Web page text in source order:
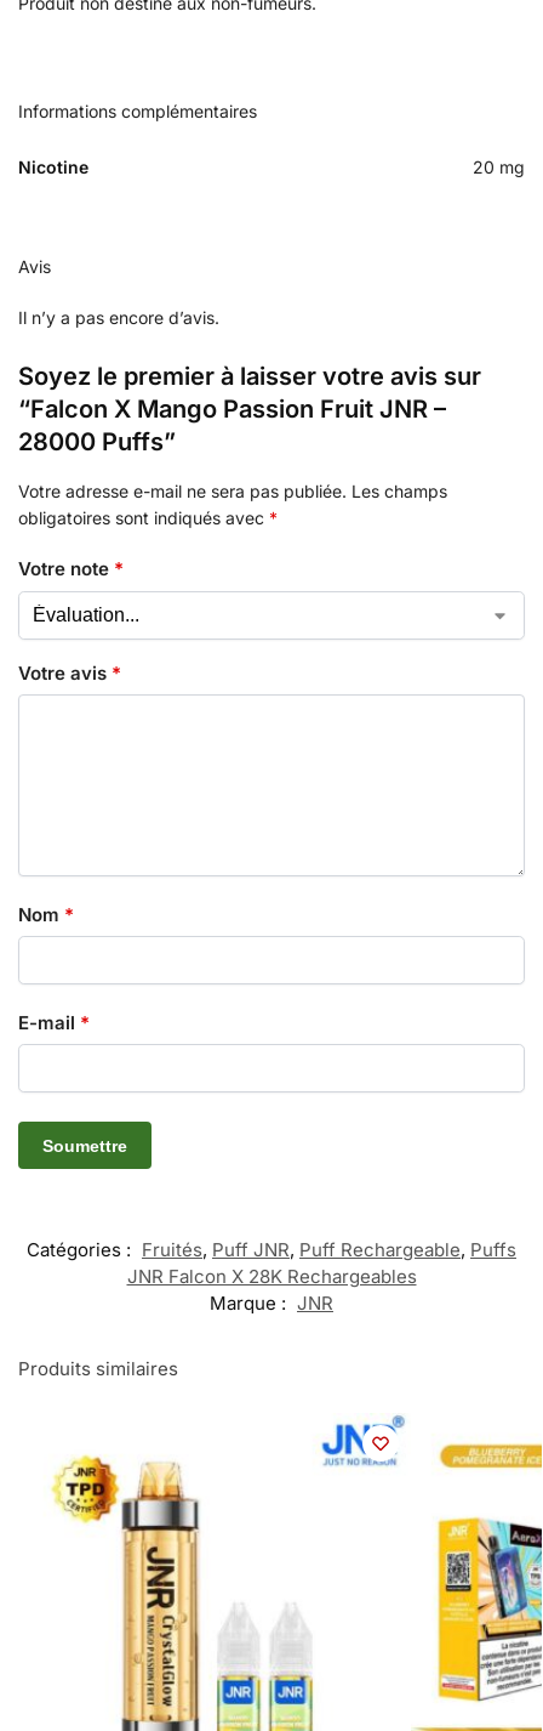
Informations complémentaires
Nicotine 20 mg
Avis
Il n’y a pas encore d’avis.
Soyez le premier à laisser votre avis sur
“Falcon X Mango Passion Fruit JNR –
28000 Puffs”
Votre adresse e-mail ne sera pas publiée. Les champs
obligatoires sont indiqués avec *
Votre note *
Votre avis *
Nom *
E-mail *
Catégories : Fruités, Puff JNR, Puff Rechargeable, Puffs
JNR Falcon X 28K Rechargeables
Marque : JNR
Produits similaires